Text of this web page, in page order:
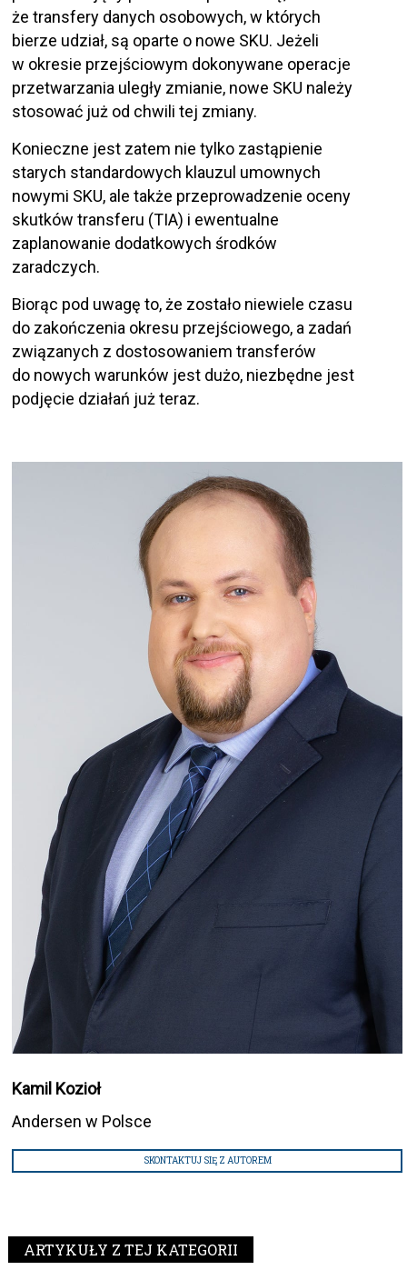
że transfery danych osobowych, w których
bierze udział, są oparte o nowe SKU. Jeżeli
w okresie przejściowym dokonywane operacje
przetwarzania uległy zmianie, nowe SKU należy
stosować już od chwili tej zmiany.
Konieczne jest zatem nie tylko zastąpienie
starych standardowych klauzul umownych
nowymi SKU, ale także przeprowadzenie oceny
skutków transferu (TIA) i ewentualne
zaplanowanie dodatkowych środków
zaradczych.
Biorąc pod uwagę to, że zostało niewiele czasu
do zakończenia okresu przejściowego, a zadań
związanych z dostosowaniem transferów
do nowych warunków jest dużo, niezbędne jest
podjęcie działań już teraz.
Kamil Kozioł
Andersen w Polsce
SKONTAKTUJ SIĘ Z AUTOREM
ARTYKUŁY Z TEJ KATEGORII